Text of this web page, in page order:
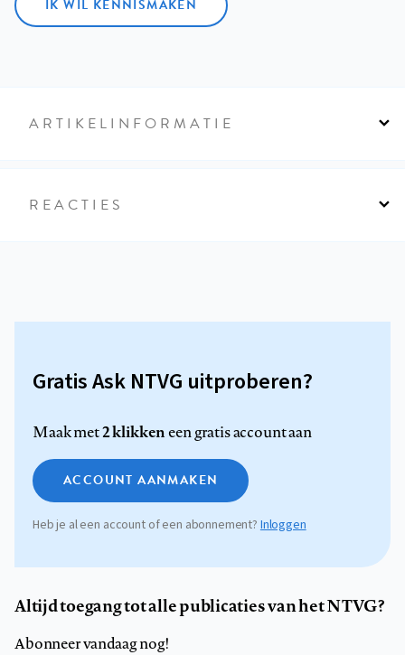
IK WIL KENNISMAKEN
ARTIKELINFORMATIE
REACTIES
Gratis Ask NTVG uitproberen?
Maak met2 klikkeneen gratis account aan
ACCOUNT AANMAKEN
Heb je al een account of een abonnement?Inloggen
Altijd toegang tot alle publicaties van het NTVG?
Abonneer vandaag nog!